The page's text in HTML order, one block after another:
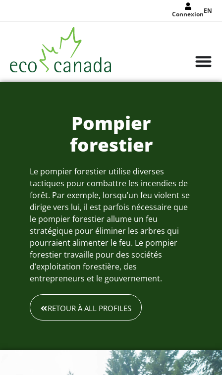
ConnexionEN
Pompier
forestier
Le pompier forestier utilise diverses
tactiques pour combattre les incendies de
forêt. Par exemple, lorsqu’un feu violent se
dirige vers lui, il est parfois nécessaire que
le pompier forestier allume un feu
stratégique pour éliminer les arbres qui
pourraient alimenter le feu. Le pompier
forestier travaille pour des sociétés
d’exploitation forestière, des
entrepreneurs et le gouvernement.
RETOUR À ALL PROFILES